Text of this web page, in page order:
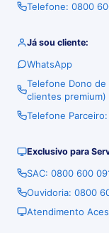
Telefone: 0800
Já sou cliente:
WhatsApp
Telefone Dono
clientes premium)
Telefone
Exclusivo para
SAC: 0800 600
Ouvidoria: 0800
Atendimento